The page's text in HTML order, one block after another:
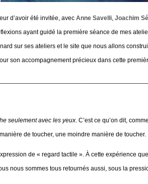
d’avoir été invitée, avec Anne Savelli, Joachim
ayant guidé la première séance de mes
sur ses ateliers et le site que nous allons
son accompagnement précieux dans cette
seulement avec les yeux. C’est ce qu’on dit,
de toucher, une moindre manière de toucher.
de « regard tactile ». À cette expérience
nous sommes tous retournés aussi, sous la